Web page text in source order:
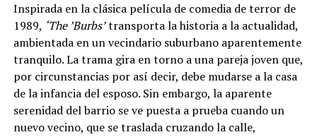
Inspirada en la clásica película de comedia de terror de
1989, ‘The ’Burbs’transporta la historia a la actualidad,
ambientada en un vecindario suburbano aparentemente
tranquilo. La trama gira en torno a una pareja joven que,
por circunstancias por así decir, debe mudarse a la casa
de la infancia del esposo. Sin embargo, la aparente
serenidad del barrio se ve puesta a prueba cuando un
nuevo vecino, que se traslada cruzando la calle,